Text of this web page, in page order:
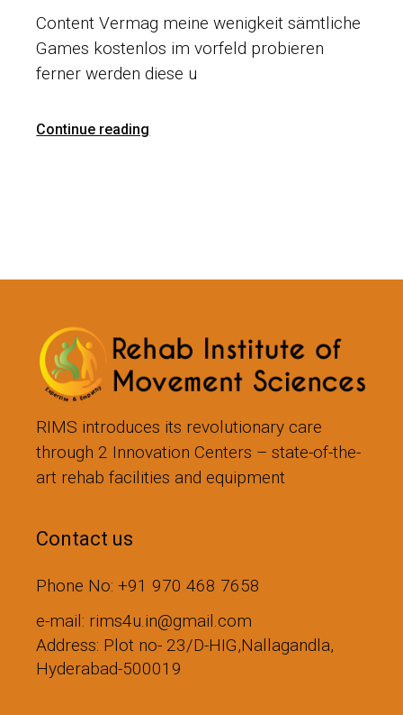
Content Vermag meine wenigkeit sämtliche
Games kostenlos im vorfeld probieren
ferner werden diese u
Continue reading
RIMS introduces its revolutionary care
through 2 Innovation Centers – state-of-the-
art rehab facilities and equipment
Contact us
Phone No: +91 970 468 7658
e-mail: rims4u.in@gmail.com
Address: Plot no- 23/D-HIG,Nallagandla,
Hyderabad-500019